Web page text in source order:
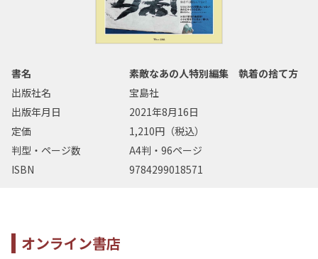
書名
素敵なあの人特別編集 執着の捨て方
出版社名
宝島社
出版年月日
2021年8月16日
定価
1,210円（税込）
判型・ページ数
A4判・96ページ
ISBN
9784299018571
オンライン書店